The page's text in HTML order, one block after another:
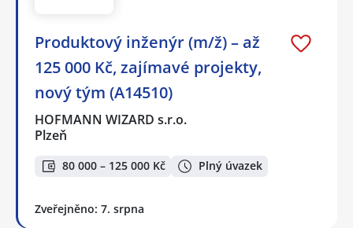
Produktový inženýr (m/ž) – až
125 000 Kč, zajímavé projekty,
nový tým (A14510)
HOFMANN WIZARD s.r.o.
Plzeň
80 000 – 125 000 Kč Plný úvazek
Zveřejněno: 7. srpna